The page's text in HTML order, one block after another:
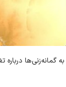
گمانه‌زنی‌ها درباره